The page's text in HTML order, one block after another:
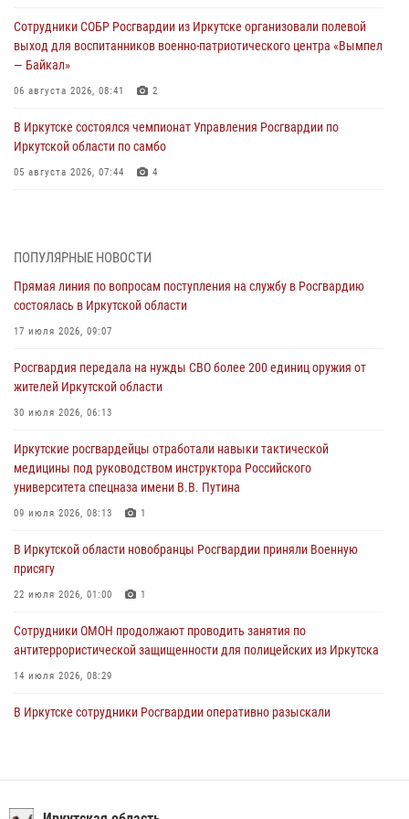
Сотрудники СОБР Росгвардии из Иркутске организовали полевой
выход для воспитанников военно-патриотического центра «Вымпел
— Байкал»
06 августа 2026, 08:41 2
В Иркутске состоялся чемпионат Управления Росгвардии по
Иркутской области по самбо
05 августа 2026, 07:44 4
04 августа 2026, 07:14 3
Росгвардейцы потушили загоревшийся автомобиль в Иркутске
03 августа 2026, 04:55
Дню Воздушно-десантных войск в Иркутской области
03 августа 2026, 03:32
сердца к сердцу» (видео)
31 июля 2026, 04:37 1
Сотрудники Росгвардии нашли и вернули родственникам
30 июля 2026, 07:37
ПОПУЛЯРНЫЕ НОВОСТИ
Прямая линия по вопросам поступления на службу в Росгвардию
состоялась в Иркутской области
17 июля 2026, 09:07
Росгвардия передала на нужды СВО более 200 единиц оружия от
жителей Иркутской области
30 июля 2026, 06:13
Иркутские росгвардейцы отработали навыки тактической
медицины под руководством инструктора Российского
университета спецназа имени В.В. Путина
09 июля 2026, 08:13 1
В Иркутской области новобранцы Росгвардии приняли Военную
присягу
22 июля 2026, 01:00 1
Сотрудники ОМОН продолжают проводить занятия по
антитеррористической защищенности для полицейских из Иркутска
14 июля 2026, 08:29
В Иркутске сотрудники Росгвардии оперативно разыскали
преступной группы, организовавшей бизнес по оказанию интим-